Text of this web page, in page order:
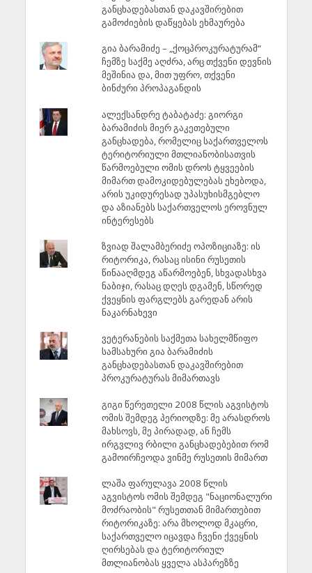
განცხადებასთან დაკავშირებით
გამოძიების დაწყებას ეხმაურება
გია ბარამიძე – „ქოცპროკურატურამ“
ჩემზე საქმე აღძრა, არც თქვენი დევნის
მეშინია და, მით უფრო, თქვენი
ბინძური პროპაგანდის
ალექსანდრე ტაბატაძე: გიორგი
ბარამიძის მიერ გაკეთებული
განცხადება, რომელიც საქართველოს
ტერიტორიული მთლიანობისათვის
წარმოებული ომის დროს ტყვეების
მიმართ დამოკიდებულებას ეხებოდა,
არის უკიდურესად უპასუხისმგებლო
და აზიანებს საქართველოს ეროვნულ
ინტერესებს
ზვიად შალამბერიძე ოპოზიციაზე: ის
რიტორიკა, რასაც ისინი რუსეთის
წინააღმდეგ აწარმოებენ, სხვადასხვა
ნაბიჯი, რასაც დღეს დგამენ, სწორედ
ქვეყნის ფარგლებს გარედან არის
ნაკარნახევი
ვეტერანების საქმეთა სახელმწიფო
სამსახური გია ბარამიძის
განცხადებასთან დაკავშირებით
პროკურატურას მიმართავს
გიგი წერეთელი 2008 წლის აგვისტოს
ომის შემდეგ პერიოდზე: მე არასდროს
მახსოვს, მე პირადად, ან ჩემს
ირგვლივ რბილი განცხადებებით რომ
გამოირჩეოდა ვინმე რუსეთის მიმართ
ლაშა ფარულავა 2008 წლის
აგვისტოს ომის შემდეგ "ნაციონალური
მოძრაობის" რუსეთთან მიმართებით
რიტორიკაზე: არა მხოლოდ მკაცრი,
საქართველო იცავდა ჩვენი ქვეყნის
ღირსებას და ტერიტორიულ
მთლიანობას ყველა ასპარეზზე